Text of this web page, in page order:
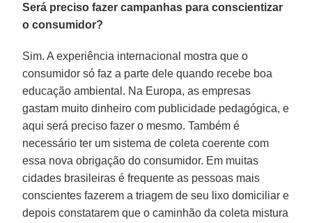
Será preciso fazer campanhas para conscientizar
o consumidor?
Sim. A experiência internacional mostra que o
consumidor só faz a parte dele quando recebe boa
educação ambiental. Na Europa, as empresas
gastam muito dinheiro com publicidade pedagógica, e
aqui será preciso fazer o mesmo. Também é
necessário ter um sistema de coleta coerente com
essa nova obrigação do consumidor. Em muitas
cidades brasileiras é frequente as pessoas mais
conscientes fazerem a triagem de seu lixo domiciliar e
depois constatarem que o caminhão da coleta mistura